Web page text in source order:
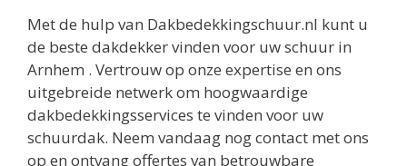
Met de hulp van Dakbedekkingschuur.nl kunt u
de beste dakdekker vinden voor uw schuur in
Arnhem . Vertrouw op onze expertise en ons
uitgebreide netwerk om hoogwaardige
dakbedekkingsservices te vinden voor uw
schuurdak. Neem vandaag nog contact met ons
op en ontvang offertes van betrouwbare